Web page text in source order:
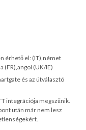
érhető el: (IT),német
(FR),angol (UK/IE)
és az útválasztó
integrációja megszűnik.
után már nem lesz